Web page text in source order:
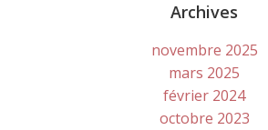
Archives
novembre 2025
mars 2025
février 2024
octobre 2023